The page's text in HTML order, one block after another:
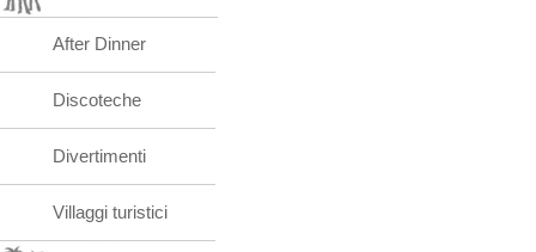
After Dinner
Discoteche
Divertimenti
Villaggi turistici